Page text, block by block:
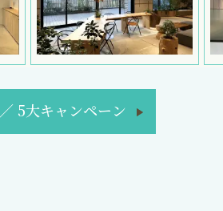
／ 5大キャンペーン